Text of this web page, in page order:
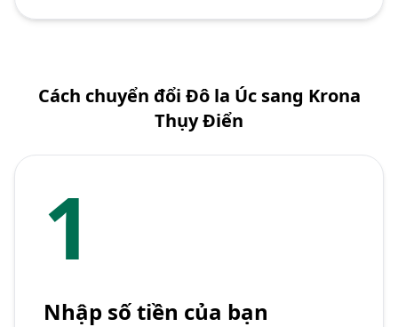
Cách chuyển đổi Đô la Úc sang Krona
Thụy Điển
1
Nhập số tiền của bạn